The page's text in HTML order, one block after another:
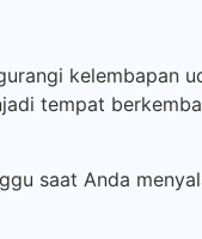
kelembapan
tempat
saat Anda